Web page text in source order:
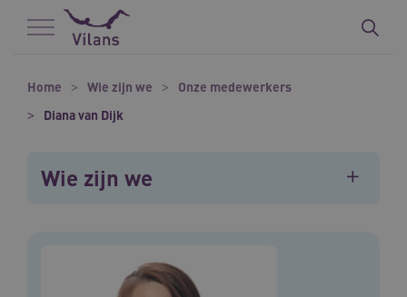
Naar hoofdinhoud
Naar footer
Home Wie zijn we
Onze medewerkers
Diana van Dijk
Wie zijn we